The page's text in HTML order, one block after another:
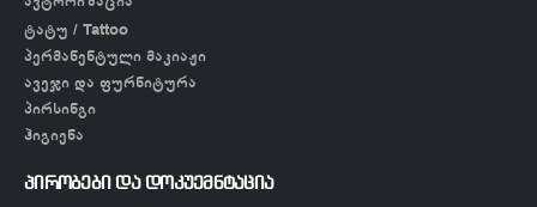
ტატუ / Tattoo
პერმანენტული მაკიაჟი
ავეჯი და ფურნიტურა
პირსინგი
ჰიგიენა
პირობები და დოკუემნტაცია